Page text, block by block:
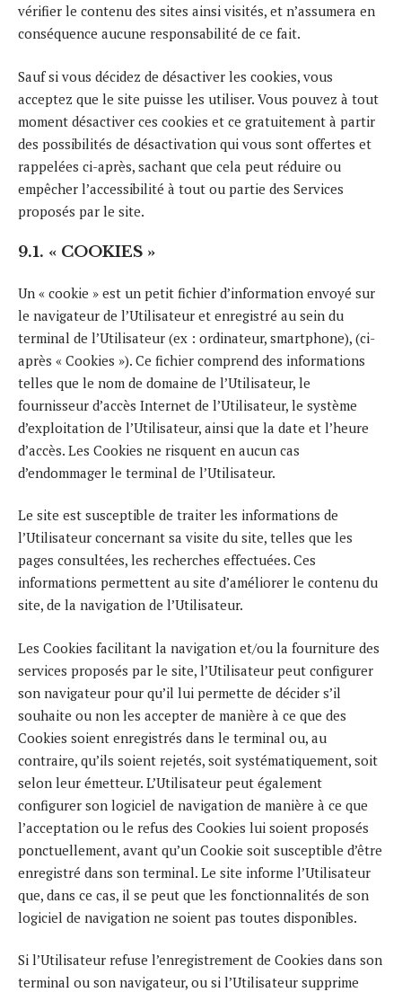
vérifier le contenu des sites ainsi visités, et n’assumera en
conséquence aucune responsabilité de ce fait.
Sauf si vous décidez de désactiver les cookies, vous
acceptez que le site puisse les utiliser. Vous pouvez à tout
moment désactiver ces cookies et ce gratuitement à partir
des possibilités de désactivation qui vous sont offertes et
rappelées ci-après, sachant que cela peut réduire ou
empêcher l’accessibilité à tout ou partie des Services
proposés par le site.
9.1. « COOKIES »
Un « cookie » est un petit fichier d’information envoyé sur
le navigateur de l’Utilisateur et enregistré au sein du
terminal de l’Utilisateur (ex : ordinateur, smartphone), (ci-
après « Cookies »). Ce fichier comprend des informations
telles que le nom de domaine de l’Utilisateur, le
fournisseur d’accès Internet de l’Utilisateur, le système
d’exploitation de l’Utilisateur, ainsi que la date et l’heure
d’accès. Les Cookies ne risquent en aucun cas
d’endommager le terminal de l’Utilisateur.
Le site est susceptible de traiter les informations de
l’Utilisateur concernant sa visite du site, telles que les
pages consultées, les recherches effectuées. Ces
informations permettent au site d’améliorer le contenu du
site, de la navigation de l’Utilisateur.
Les Cookies facilitant la navigation et/ou la fourniture des
services proposés par le site, l’Utilisateur peut configurer
son navigateur pour qu’il lui permette de décider s’il
souhaite ou non les accepter de manière à ce que des
Cookies soient enregistrés dans le terminal ou, au
contraire, qu’ils soient rejetés, soit systématiquement, soit
selon leur émetteur. L’Utilisateur peut également
configurer son logiciel de navigation de manière à ce que
l’acceptation ou le refus des Cookies lui soient proposés
ponctuellement, avant qu’un Cookie soit susceptible d’être
enregistré dans son terminal. Le site informe l’Utilisateur
que, dans ce cas, il se peut que les fonctionnalités de son
logiciel de navigation ne soient pas toutes disponibles.
Si l’Utilisateur refuse l’enregistrement de Cookies dans son
terminal ou son navigateur, ou si l’Utilisateur supprime